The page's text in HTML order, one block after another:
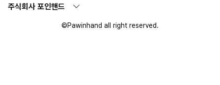
주식회사 포인핸드
©Pawinhand all right reserved.